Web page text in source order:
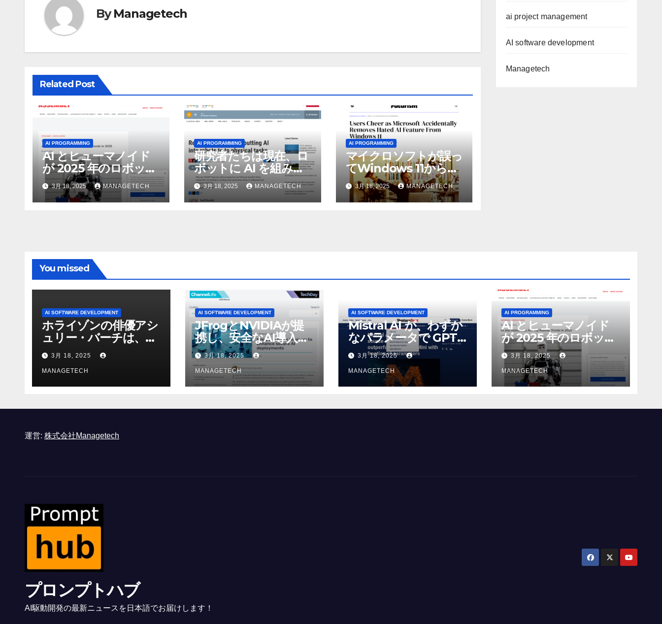
ゲ
ー
シ
ョ
ン
ByManagetech
Related Post
AI PROGRAMMING
AI とヒューマノイド
が 2025 年のロボット
のトップトレンドに |
ASSEMBLY
3月 18, 2025 MANAGETECH
AI PROGRAMMING
研究者たちは現在、ロ
ボットに AI を組み込
んで物理的な作業を実
行させている | ノーザ
ン パブリック ラジオ:
3月 18, 2025 MANAGETECH
AI PROGRAMMING
マイクロソフトが誤っ
てWindows 11から嫌
われているAI機能を削
除したことにユーザー
が歓喜
3月 18, 2025 MANAGETECH
ai project management
AI software development
Managetech
You missed
AI SOFTWARE DEVELOPMENT
ホライゾンの俳優アシ
ュリー・バーチは、ソ
ニーのAIアロイのビデ
オを見て「ゲームパフ
ォーマンスという芸術
形式に不安を感じた」
3月 18, 2025
MANAGETECH
AI SOFTWARE DEVELOPMENT
JFrogとNVIDIAが提
携し、安全なAI導入を
強化
3月 18, 2025
MANAGETECH
AI SOFTWARE DEVELOPMENT
Mistral AI が、わずか
なパラメータで GPT-
4o Mini を上回る新し
いオープンソース モ
デルをリリース |
VentureBeat
3月 18, 2025
MANAGETECH
AI PROGRAMMING
AI とヒューマノイド
が 2025 年のロボット
のトップトレンドに |
ASSEMBLY
3月 18, 2025
MANAGETECH
運営: 株式会社Managetech
プロンプトハブ
AI駆動開発の最新ニュースを日本語でお届けします！